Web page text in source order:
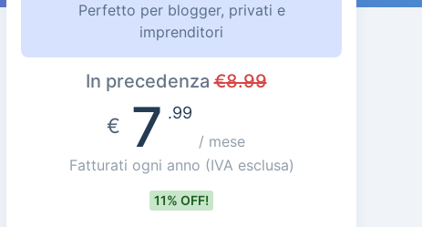
Perfetto per blogger, privati e
imprenditori
In precedenza€8.99
€7 .99
/ mese
Fatturati ogni anno (IVA esclusa)
11% OFF!